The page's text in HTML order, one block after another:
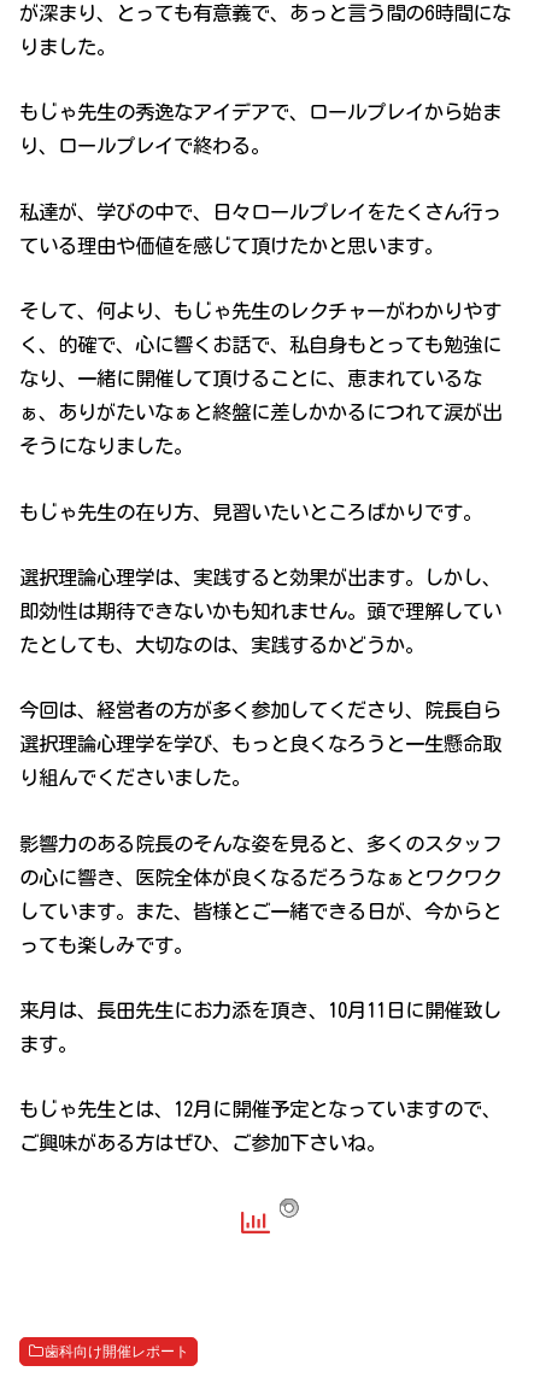
が深まり、とっても有意義で、あっと言う間の6時間にな
りました。
もじゃ先生の秀逸なアイデアで、ロールプレイから始ま
り、ロールプレイで終わる。
私達が、学びの中で、日々ロールプレイをたくさん行っ
ている理由や価値を感じて頂けたかと思います。
そして、何より、もじゃ先生のレクチャーがわかりやす
く、的確で、心に響くお話で、私自身もとっても勉強に
なり、一緒に開催して頂けることに、恵まれているな
ぁ、ありがたいなぁと終盤に差しかかるにつれて涙が出
そうになりました。
もじゃ先生の在り方、見習いたいところばかりです。
選択理論心理学は、実践すると効果が出ます。しかし、
即効性は期待できないかも知れません。頭で理解してい
たとしても、大切なのは、実践するかどうか。
今回は、経営者の方が多く参加してくださり、院長自ら
選択理論心理学を学び、もっと良くなろうと一生懸命取
り組んでくださいました。
影響力のある院長のそんな姿を見ると、多くのスタッフ
の心に響き、医院全体が良くなるだろうなぁとワクワク
しています。また、皆様とご一緒できる日が、今からと
っても楽しみです。
来月は、長田先生にお力添を頂き、10月11日に開催致し
ます。
もじゃ先生とは、12月に開催予定となっていますので、
ご興味がある方はぜひ、ご参加下さいね。
歯科向け開催レポート